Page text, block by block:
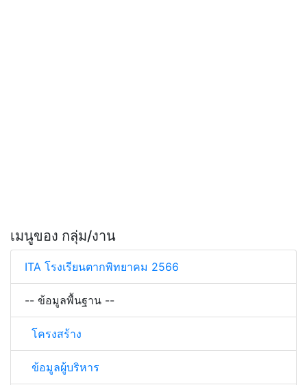
เมนูของ กลุ่ม/งาน
ITA โรงเรียนตากพิทยาคม 2566
-- ข้อมูลพื้นฐาน --
โครงสร้าง
ข้อมูลผู้บริหาร